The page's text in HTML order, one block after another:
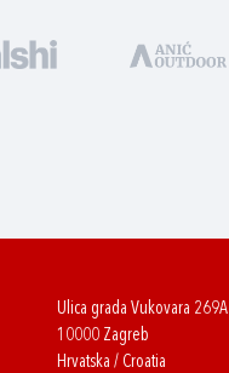
Ulica grada Vukovara 269A
10000 Zagreb
Hrvatska / Croatia